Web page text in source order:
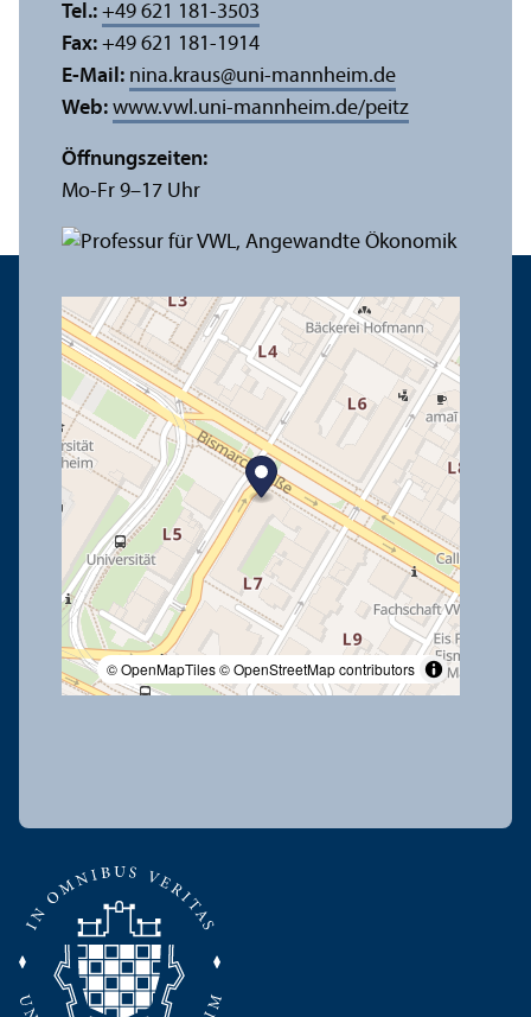
© OpenMapTiles© OpenStreetMap contributors
Tel.: +49 621 181-3503
Fax: +49 621 181-1914
E-Mail: nina.kraus@uni-mannheim.de
Web: www.vwl.uni-mannheim.de/peitz
Öffnungs­zeiten:
Mo-Fr 9–17 Uhr